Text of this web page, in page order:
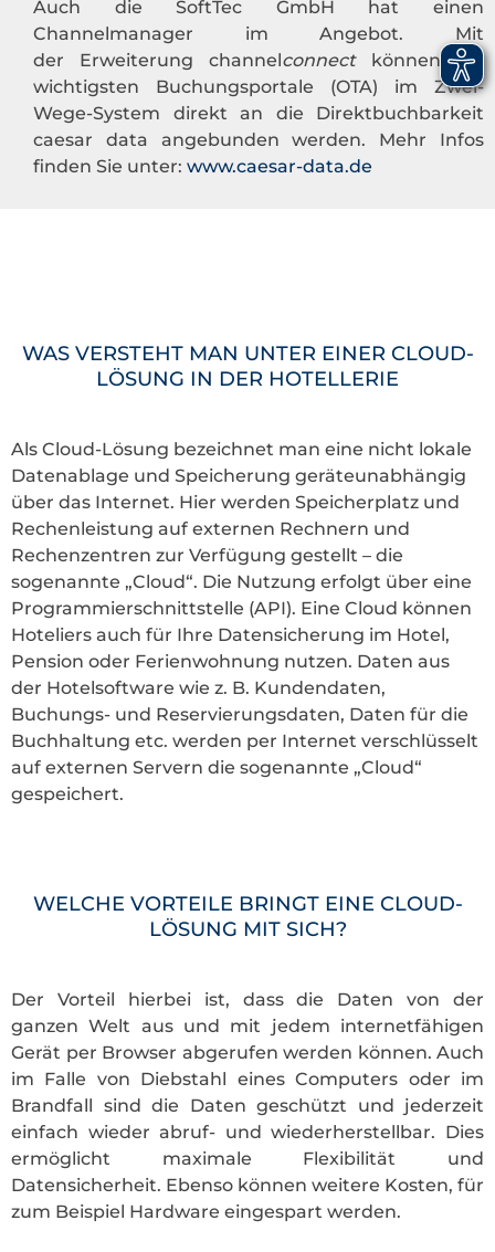
Auch die SoftTec GmbH hat einen
Channelmanager im Angebot. Mit
der Erweiterung channelconnectkönnen die
wichtigsten Buchungsportale (OTA) im Zwei-
Wege-System direkt an die Direktbuchbarkeit
caesar data angebunden werden. Mehr Infos
finden Sie unter: www.caesar-data.de
WAS VERSTEHT MAN UNTER EINER CLOUD-
LÖSUNG IN DER HOTELLERIE
Als Cloud-Lösung bezeichnet man eine nicht lokale
Datenablage und Speicherung geräteunabhängig
über das Internet. Hier werden Speicherplatz und
Rechenleistung auf externen Rechnern und
Rechenzentren zur Verfügung gestellt – die
sogenannte „Cloud“. Die Nutzung erfolgt über eine
Programmierschnittstelle (API). Eine Cloud können
Hoteliers auch für Ihre Datensicherung im Hotel,
Pension oder Ferienwohnung nutzen. Daten aus
der Hotelsoftware wie z. B. Kundendaten,
Buchungs- und Reservierungsdaten, Daten für die
Buchhaltung etc. werden per Internet verschlüsselt
auf externen Servern die sogenannte „Cloud“
gespeichert.
WELCHE VORTEILE BRINGT EINE CLOUD-
LÖSUNG MIT SICH?
Der Vorteil hierbei ist, dass die Daten von der
ganzen Welt aus und mit jedem internetfähigen
Gerät per Browser abgerufen werden können. Auch
im Falle von Diebstahl eines Computers oder im
Brandfall sind die Daten geschützt und jederzeit
einfach wieder abruf- und wiederherstellbar. Dies
ermöglicht maximale Flexibilität und
Datensicherheit. Ebenso können weitere Kosten, für
zum Beispiel Hardware eingespart werden.